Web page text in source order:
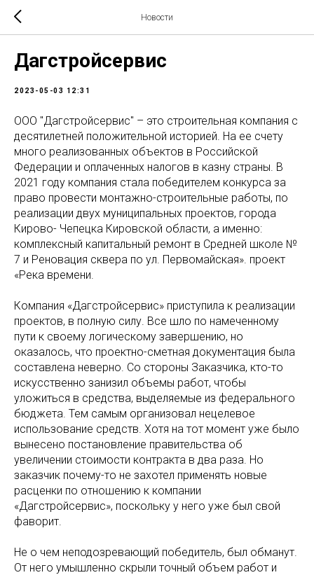
Новости
Дагстройсервис
2023-05-03 12:31
ООО "Дагстройсервис" – это строительная компания с
десятилетней положительной историей. На ее счету
много реализованных объектов в Российской
Федерации и оплаченных налогов в казну страны. В
2021 году компания стала победителем конкурса за
право провести монтажно-строительные работы, по
реализации двух муниципальных проектов, города
Кирово- Чепецка Кировской области, а именно:
комплексный капитальный ремонт в Средней школе №
7 и Реновация сквера по ул. Первомайская». проект
«Река времени.
Компания «Дагстройсервис» приступила к реализации
проектов, в полную силу. Все шло по намеченному
пути к своему логическому завершению, но
оказалось, что проектно-сметная документация была
составлена неверно. Со стороны Заказчика, кто-то
искусственно занизил объемы работ, чтобы
уложиться в средства, выделяемые из федерального
бюджета. Тем самым организовал нецелевое
использование средств. Хотя на тот момент уже было
вынесено постановление правительства об
увеличении стоимости контракта в два раза. Но
заказчик почему-то не захотел применять новые
расценки по отношению к компании
«Дагстройсервис», поскольку у него уже был свой
фаворит.
Не о чем неподозревающий победитель, был обманут.
От него умышленно скрыли точный объем работ и